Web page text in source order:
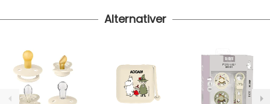
Alternativer